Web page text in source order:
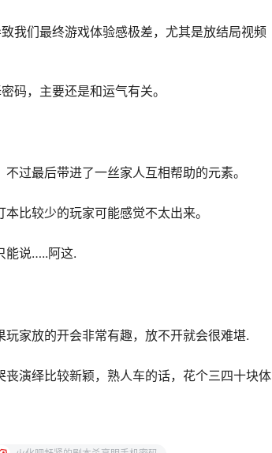
我们最终游戏体验感极差，尤其是放结局视频
码，主要还是和运气有关。
过最后带进了一丝家人互相帮助的元素。
比较少的玩家可能感觉不太出来。
能说…..阿这.
家放的开会非常有趣，放不开就会很难堪.
演绎比较新颖，熟人车的话，花个三四十块体